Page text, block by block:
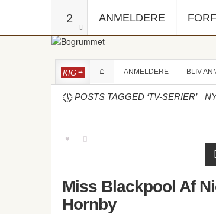
2 ANMELDERE
KIG ANMELDERE BLIV
POSTS TAGGED ‘TV-SERIER’ -
Miss Blackpool Af
Hornby